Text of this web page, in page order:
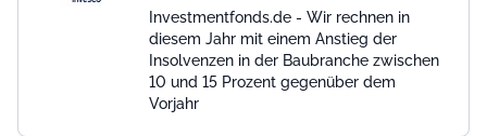
Investmentfonds.de - Wir rechnen in
diesem Jahr mit einem Anstieg der
Insolvenzen in der Baubranche zwischen
10 und 15 Prozent gegenüber dem
Vorjahr